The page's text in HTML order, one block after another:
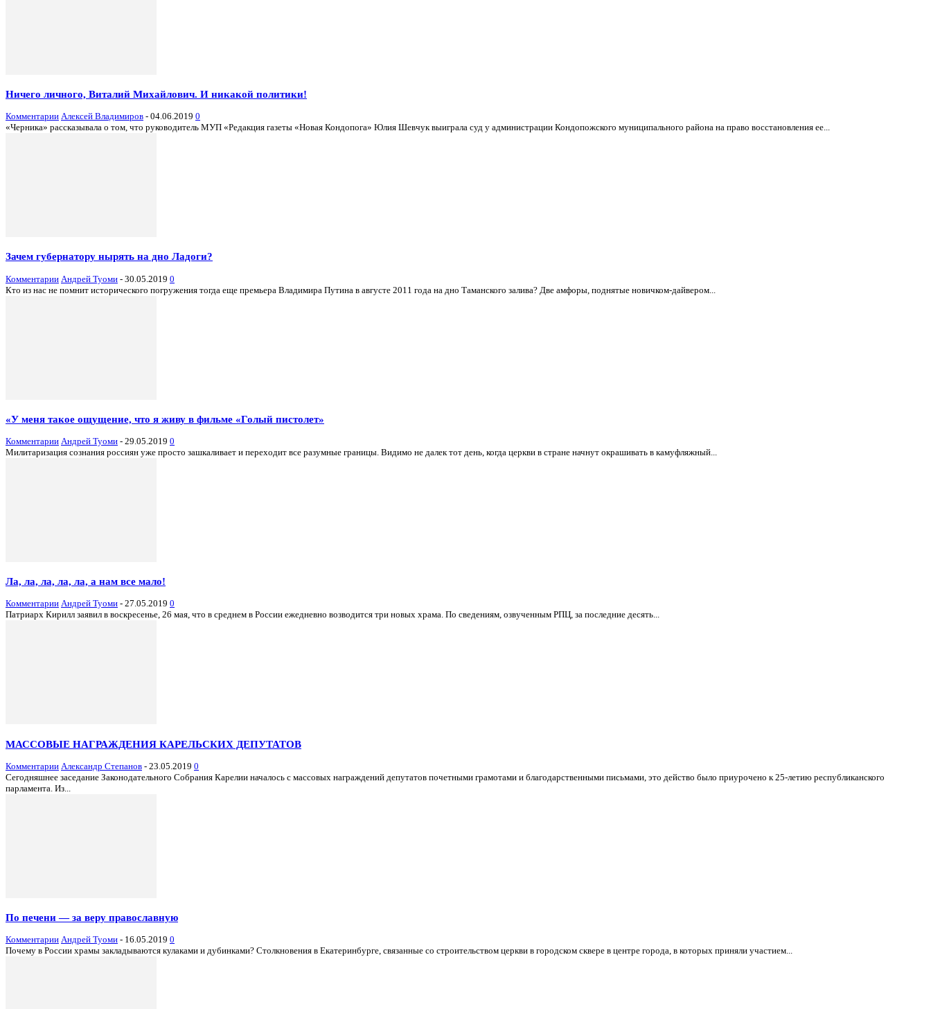
Ничего личного, Виталий Михайлович. И никакой политики!
Комментарии Алексей Владимиров - 04.06.2019 0
«Черника» рассказывала о том, что руководитель МУП «Редакция газеты «Новая Кондопога» Юлия Шевчук выиграла суд у администрации Кондопожского муниципального района на право восстановления ее...
Зачем губернатору нырять на дно Ладоги?
Комментарии Андрей Туоми - 30.05.2019 0
Кто из нас не помнит исторического погружения тогда еще премьера Владимира Путина в августе 2011 года на дно Таманского залива? Две амфоры, поднятые новичком-дайвером...
«У меня такое ощущение, что я живу в фильме «Голый пистолет»
Комментарии Андрей Туоми - 29.05.2019 0
Милитаризация сознания россиян уже просто зашкаливает и переходит все разумные границы. Видимо не далек тот день, когда церкви в стране начнут окрашивать в камуфляжный...
Ла, ла, ла, ла, ла, а нам все мало!
Комментарии Андрей Туоми - 27.05.2019 0
Патриарх Кирилл заявил в воскресенье, 26 мая, что в среднем в России ежедневно возводится три новых храма. По сведениям, озвученным РПЦ, за последние десять...
МАССОВЫЕ НАГРАЖДЕНИЯ КАРЕЛЬСКИХ ДЕПУТАТОВ
Комментарии Александр Степанов - 23.05.2019 0
Сегодняшнее заседание Законодательного Собрания Карелии началось с массовых награждений депутатов почетными грамотами и благодарственными письмами, это действо было приурочено к 25-летию республиканского
парламента. Из...
По печени — за веру православную
Комментарии Андрей Туоми - 16.05.2019 0
Почему в России храмы закладываются кулаками и дубинками? Столкновения в Екатеринбурге, связанные со строительством церкви в городском сквере в центре города, в которых приняли участием...